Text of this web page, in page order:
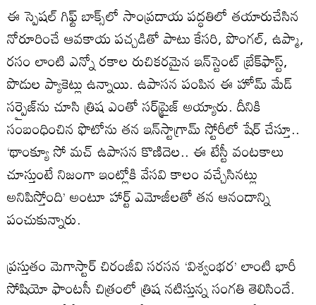
ఈ స్పెషల్ గిఫ్ట్ బాక్స్‌లో సాంప్రదాయ పద్ధతిలో తయారుచేసిన
నోరూరించే ఆవకాయ పచ్చడితో పాటు కేసరి, పొంగల్, ఉప్మా,
రసం లాంటి ఎన్నో రకాల రుచికరమైన ఇన్‌స్టెంట్ బ్రేక్‌ఫాస్ట్,
పొడుల ప్యాకెట్లు ఉన్నాయి. ఉపాసన పంపిన ఈ హోమ్ మేడ్
సర్ప్రైజ్‌ను చూసి త్రిష ఎంతో సర్‌ప్రైజ్ అయ్యారు. దీనికి
సంబంధించిన ఫొటోను తన ఇన్‌స్టాగ్రామ్ స్టోరీలో షేర్ చేస్తూ..
‘థాంక్యూ సో మచ్ ఉపాసన కొణిదెల.. ఈ టేస్టీ వంటకాలు
చూస్తుంటే నిజంగా ఇంట్లోకి వేసవి కాలం వచ్చేసినట్లు
అనిపిస్తోంది’ అంటూ హార్ట్ ఎమోజీలతో తన ఆనందాన్ని
పంచుకున్నారు.
ప్రస్తుతం మెగాస్టార్ చిరంజీవి సరసన ‘విశ్వంభర’ లాంటి భారీ
సోషియో ఫాంటసీ చిత్రంలో త్రిష నటిస్తున్న సంగతి తెలిసిందే.